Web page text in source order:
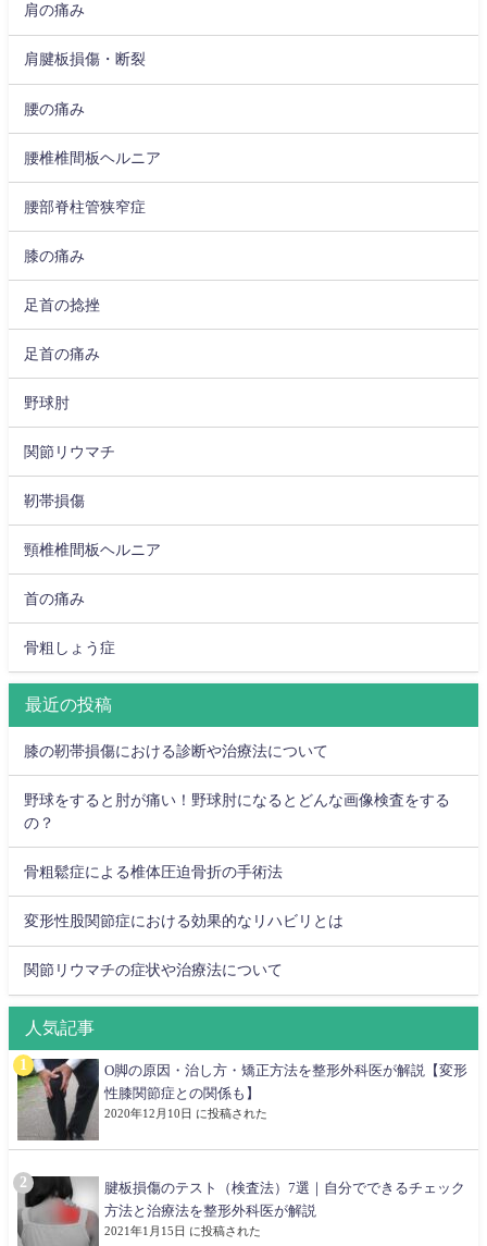
肩の痛み
肩腱板損傷・断裂
腰の痛み
腰椎椎間板ヘルニア
腰部脊柱管狭窄症
膝の痛み
足首の捻挫
足首の痛み
野球肘
関節リウマチ
靭帯損傷
頸椎椎間板ヘルニア
首の痛み
骨粗しょう症
最近の投稿
膝の靭帯損傷における診断や治療法について
野球をすると肘が痛い！野球肘になるとどんな画像検査をする
の？
骨粗鬆症による椎体圧迫骨折の手術法
変形性股関節症における効果的なリハビリとは
関節リウマチの症状や治療法について
人気記事
O脚の原因・治し方・矯正方法を整形外科医が解説【変形
性膝関節症との関係も】
2020年12月10日 に投稿された
腱板損傷のテスト（検査法）7選｜自分でできるチェック
方法と治療法を整形外科医が解説
2021年1月15日 に投稿された